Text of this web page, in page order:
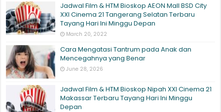
Jadwal Film & HTM Bioskop AEON Mall BSD City
XXI Cinema 21 Tangerang Selatan Terbaru
Tayang Hari Ini Minggu Depan
March 20, 2022
Cara Mengatasi Tantrum pada Anak dan
Mencegahnya yang Benar
June 28, 2026
Jadwal Film & HTM Bioskop Nipah XXI Cinema 21
Makassar Terbaru Tayang Hari Ini Minggu
Depan